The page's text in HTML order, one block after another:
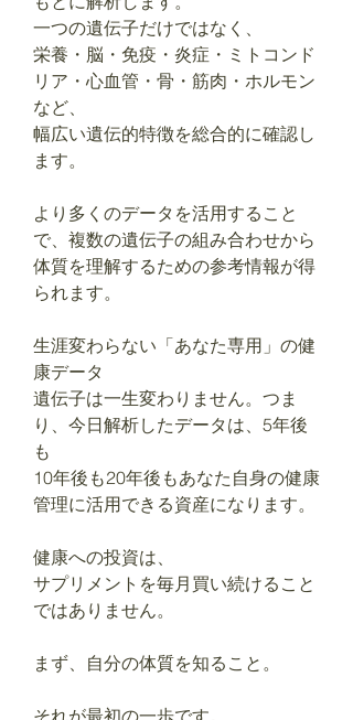
一つの遺伝子だけではなく、
栄養・脳・免疫・炎症・ミトコンド
リア・心血管・骨・筋肉・ホルモン
など、
幅広い遺伝的特徴を総合的に確認し
ます。
より多くのデータを活用すること
で、複数の遺伝子の組み合わせから
体質を理解するための参考情報が得
られます。
生涯変わらない「あなた専用」の健
康データ
遺伝子は一生変わりません。つま
り、今日解析したデータは、5年後
も
10年後も20年後もあなた自身の健康
管理に活用できる資産になります。
健康への投資は、
サプリメントを毎月買い続けること
ではありません。
まず、自分の体質を知ること。
それが最初の一歩です。